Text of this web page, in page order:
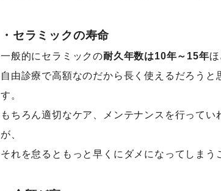
・セラミックの寿命
一般的にセラミックの耐久年数は10年～15年
自由診療で高額なのだから長く使えるだろうと
す。
もちろん適切なケア、メンテナンスを行って
が、
それを怠るともっと早くにダメになってしまう